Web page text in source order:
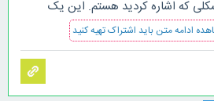
که اشاره کردید هستم. این یک
ادامه متن باید اشتراک تهیه کنید